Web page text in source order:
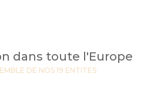
dans toute l'Europe
DE NOS 19 ENTITES